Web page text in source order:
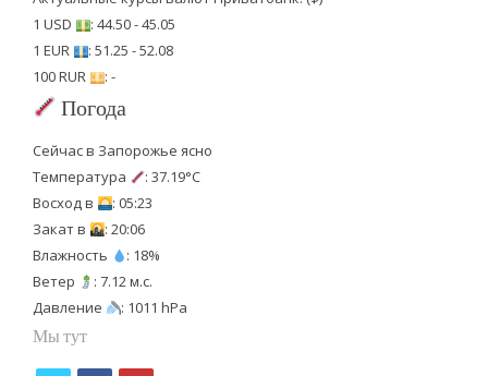
1 USD
: 44.50 - 45.05
1 EUR
: 51.25 - 52.08
100 RUR
: -
Погода
Сейчас в Запорожье ясно
Температура
: 37.19°C
Восход в
: 05:23
Закат в
: 20:06
Влажность
: 18%
Ветер
: 7.12 м.с.
Давление
: 1011 hPa
Мы тут